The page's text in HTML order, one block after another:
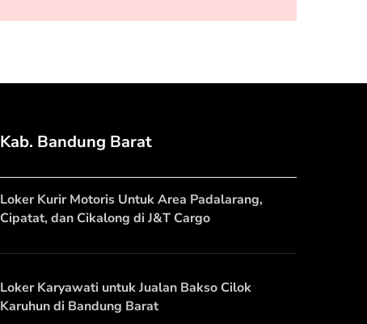
Kab. Bandung Barat
Loker Kurir Motoris Untuk Area Padalarang,
Cipatat, dan Cikalong di J&T Cargo
Loker Karyawati untuk Jualan Bakso Cilok
Karuhun di Bandung Barat